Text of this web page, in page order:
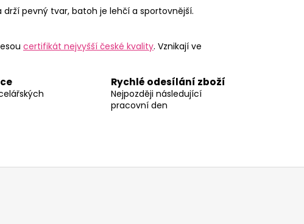
pevný tvar, batoh je lehčí a sportovnější.
certifikát nejvyšší české kvality. Vznikají ve
Rychlé odesílání zboží
Nejpozději následující
pracovní den